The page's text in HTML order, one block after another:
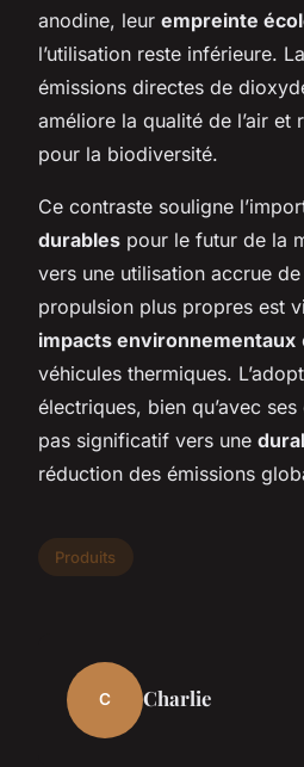
anodine, leur empreinte
l’utilisation reste inférieure.
émissions directes de
améliore la qualité de l’air et
pour la biodiversité.
Ce contraste souligne
durables pour le futur de la
vers une utilisation accrue
propulsion plus propres est
impacts environnementaux
véhicules thermiques.
électriques, bien qu’avec
pas significatif vers une
réduction des émissions
Produits
C Charlie